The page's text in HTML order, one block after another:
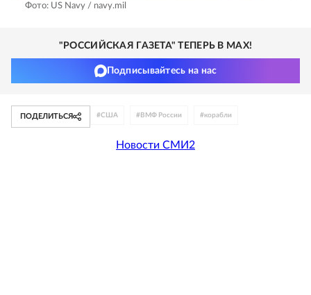
Фото: US Navy / navy.mil
"РОССИЙСКАЯ ГАЗЕТА" ТЕПЕРЬ В MAX!
Подписывайтесь на нас
ПОДЕЛИТЬСЯ #США # ВМФ России #корабли
Новости СМИ2